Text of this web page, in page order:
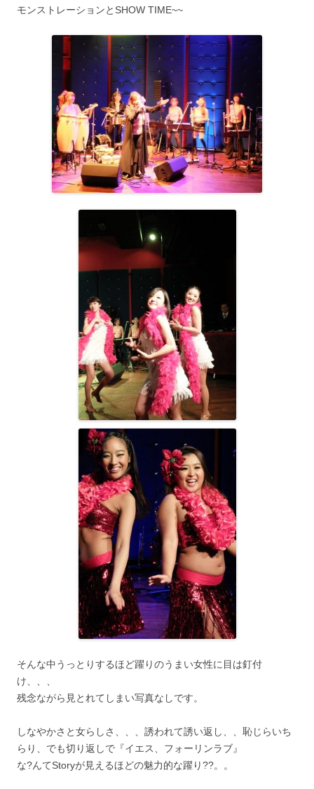
モンストレーションとSHOW TIME~~
そんな中うっとりするほど躍りのうまい女性に目は釘付
け、、、
残念ながら見とれてしまい写真なしです。
しなやかさと女らしさ、、、誘われて誘い返し、、恥じらいち
らり、でも切り返しで『イエス、フォーリンラブ』
な?んてStoryが見えるほどの魅力的な躍り??。。